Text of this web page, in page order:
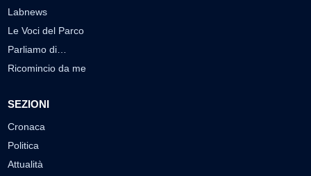
Labnews
Le Voci del Parco
Parliamo di…
Ricomincio da me
SEZIONI
Cronaca
Politica
Attualità